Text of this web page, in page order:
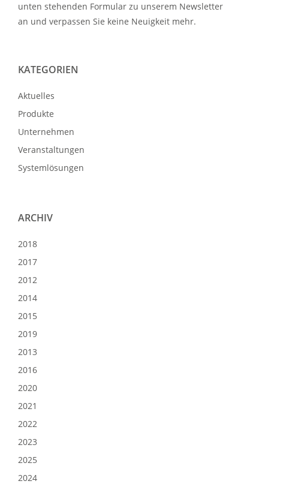
unten stehenden Formular zu unserem Newsletter
an und verpassen Sie keine Neuigkeit mehr.
KATEGORIEN
Aktuelles
Produkte
Unternehmen
Veranstaltungen
Systemlösungen
ARCHIV
2018
2017
2012
2014
2015
2019
2013
2016
2020
2021
2022
2023
2025
2024